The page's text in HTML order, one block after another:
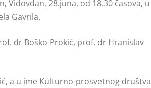
Vidovdan, 28.juna, od 18.30 časova, u
Gavrila.
dr Boško Prokić, prof. dr Hranislav
a u ime Kulturno-prosvetnog društva